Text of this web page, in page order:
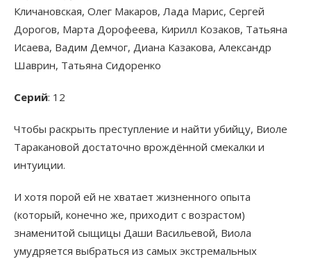
Кличановская, Олег Макаров, Лада Марис, Сергей
Дорогов, Марта Дорофеева, Кирилл Козаков, Татьяна
Исаева, Вадим Демчог, Диана Казакова, Александр
Шаврин, Татьяна Сидоренко
Серий: 12
Чтобы раскрыть преступление и найти убийцу, Виоле
Таракановой достаточно врождённой смекалки и
интуиции.
И хотя порой ей не хватает жизненного опыта
(который, конечно же, приходит с возрастом)
знаменитой сыщицы Даши Васильевой, Виола
умудряется выбраться из самых экстремальных